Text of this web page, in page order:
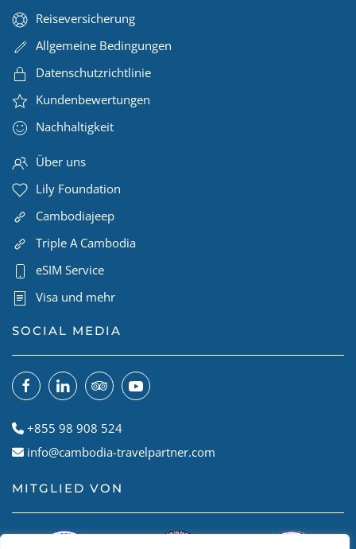
Reiseversicherung
Allgemeine Bedingungen
Datenschutzrichtlinie
Kundenbewertungen
Nachhaltigkeit
Über uns
Lily Foundation
Cambodiajeep
Triple A Cambodia
eSIM Service
Visa und mehr
SOCIAL MEDIA
+855 98 908 524
info@cambodia-travelpartner.com
MITGLIED VON